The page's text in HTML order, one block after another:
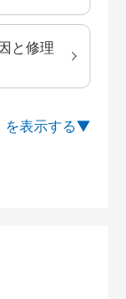
と修理
を